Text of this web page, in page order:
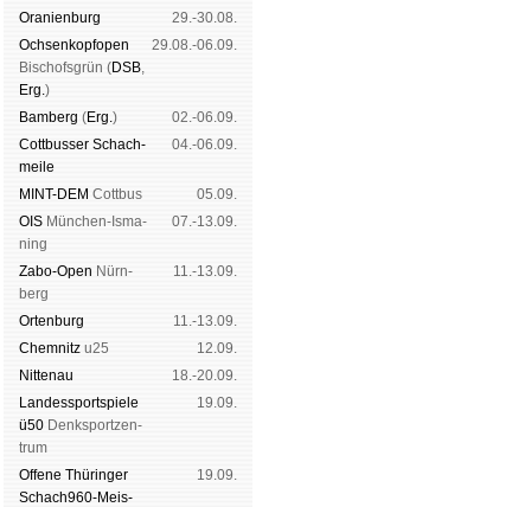
Oranien­burg
29.-30.08.
Och­sen­kopf­open
Bischofs­grün (DSB,
Erg.)
29.08.-06.09.
Bam­berg (Erg.)
02.-06.09.
Cott­busser Schach­
meile
04.-06.09.
MINT-DEM Cott­bus
05.09.
OIS Mün­chen-Is­ma­
ning
07.-13.09.
Zabo-Open Nürn­
berg
11.-13.09.
Orten­burg
11.-13.09.
Chem­nitz u25
12.09.
Nitte­nau
18.-20.09.
Landes­sport­spiele
ü50 Denk­sport­zen­
trum
19.09.
Offene Thü­rin­ger
Schach960-Meis­
19.09.